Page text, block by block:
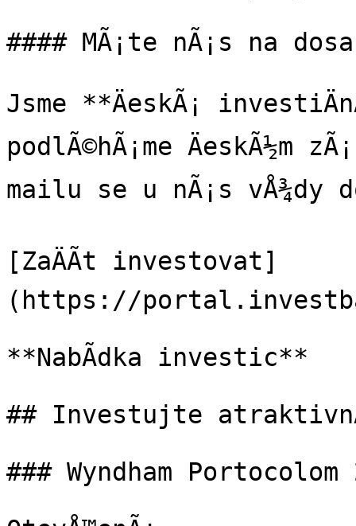
#### MÃ¡te nÃ¡s na
Jsme **ÄeskÃ¡
podlÃ©hÃ¡me ÄeskÃ½m
mailu se u nÃ¡s vÅ¾dy
[ZaÄÃ­t investovat]
(https://
**NabÃ­dka investic**
## Investujte
### Wyndham